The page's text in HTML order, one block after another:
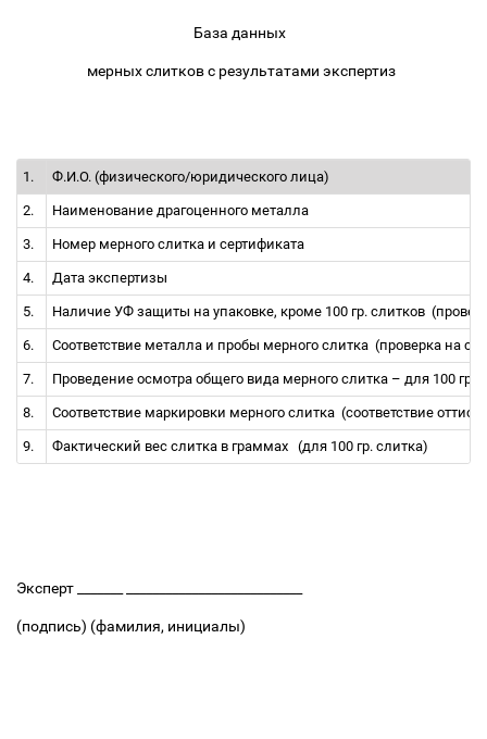
База данных
мерных слитков с результатами экспертиз
1. Ф.И.О. (физического/юридического лица)
2. Наименование драгоценного металла
3. Номер мерного слитка и сертификата
4. Дата экспертизы
5. Наличие УФ защиты на упаковке, кроме 100 гр. слитков
6. Соответствие металла и пробы мерного слитка (проверка на
7. Проведение осмотра общего вида мерного слитка – для 100 гр.
8. Соответствие маркировки мерного слитка (соответствие
9. Фактический вес слитка в граммах (для 100 гр. слитка)
Эксперт _______ ___________________________
(подпись) (фамилия, инициалы)